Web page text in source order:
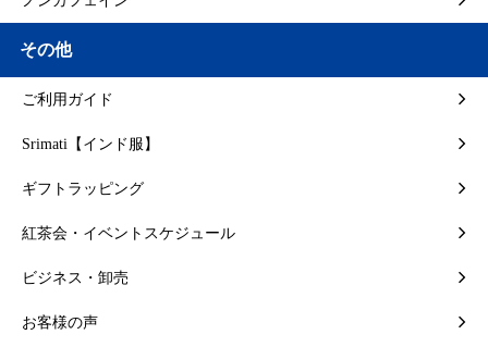
その他
ご利用ガイド
Srimati【インド服】
ギフトラッピング
紅茶会・イベントスケジュール
ビジネス・卸売
お客様の声